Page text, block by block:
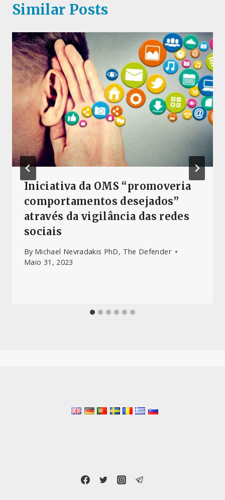
Similar Posts
Iniciativa da OMS “promoveria
comportamentos desejados”
através da vigilância das redes
sociais
By Michael Nevradakis PhD, The Defender
Maio 31, 2023